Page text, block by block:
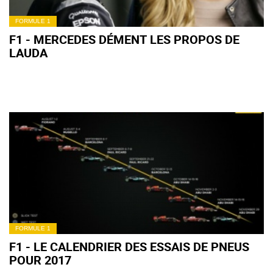
FORMULE 1
F1 - MERCEDES DÉMENT LES PROPOS DE
LAUDA
FORMULE 1
F1 - LE CALENDRIER DES ESSAIS DE PNEUS
POUR 2017